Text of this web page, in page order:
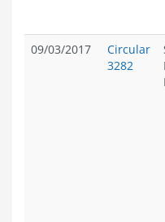
09/03/2017
Circular
3282